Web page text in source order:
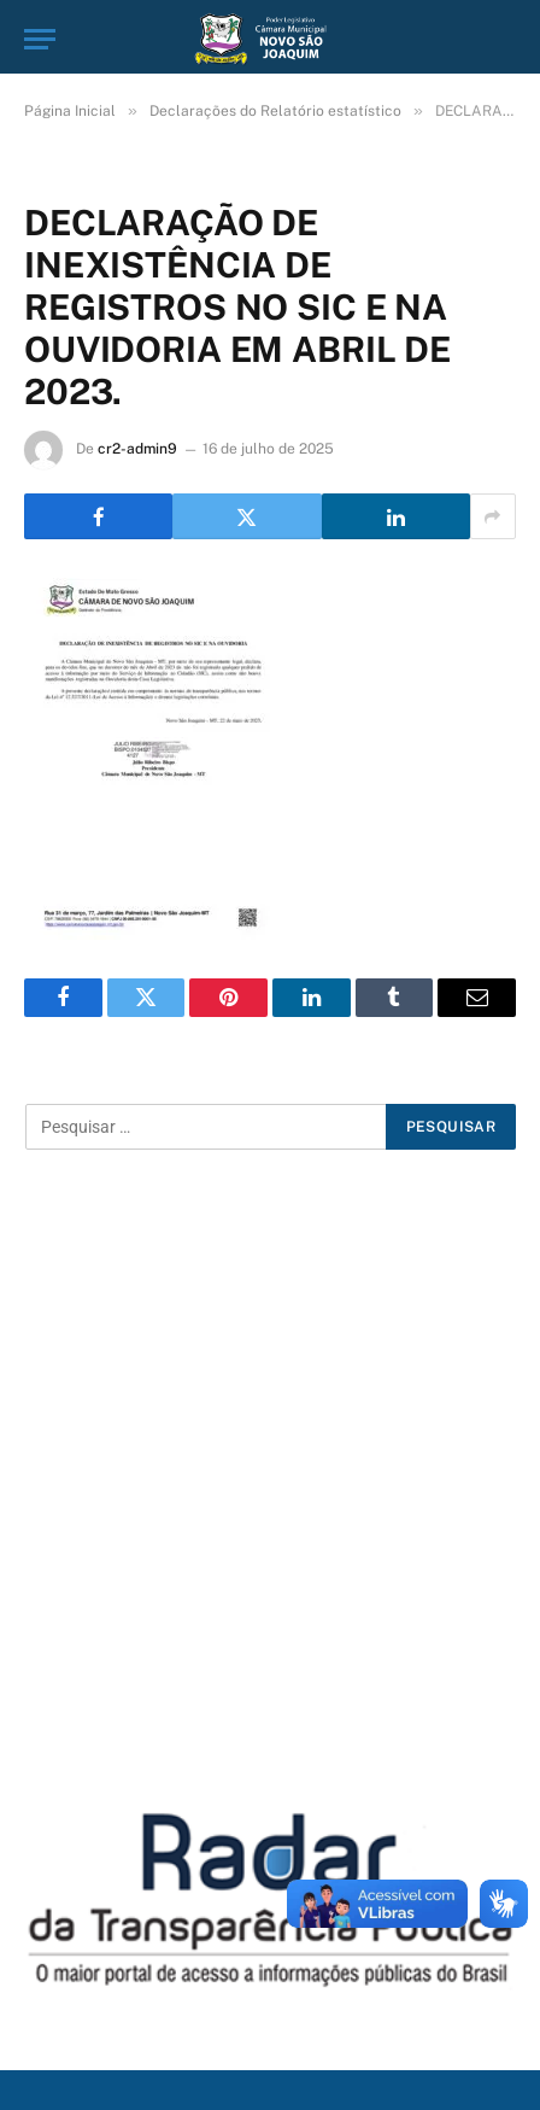
Página Inicial » Declarações do Relatório estatístico » DECLARAÇÃO DE INEXISTÊNCIA DE REGISTROS NO SIC E NA OUVIDORIA EM ABRIL DE 2023.
DECLARAÇÃO DE
INEXISTÊNCIA DE
REGISTROS NO SIC E NA
OUVIDORIA EM ABRIL DE
2023.
De cr2-admin9 16 de julho de 2025
FacebookTwitter Pinterest LinkedInTumblr
E-